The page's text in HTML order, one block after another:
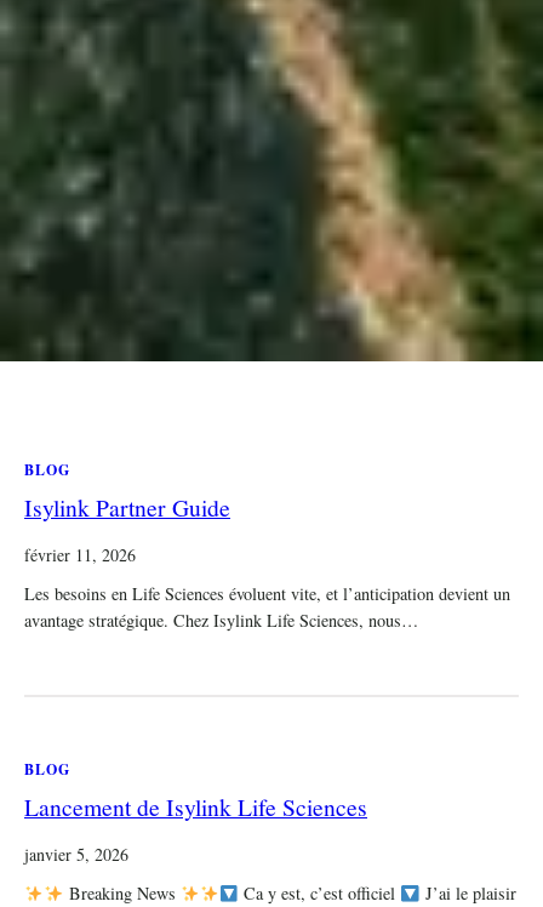
BLOG
Isylink Partner Guide
février 11, 2026
Les besoins en Life Sciences évoluent vite, et l’anticipation devient un
avantage stratégique. Chez Isylink Life Sciences, nous…
BLOG
Lancement de Isylink Life Sciences
janvier 5, 2026
Breaking News
Ca y est, c’est officiel
J’ai le plaisir